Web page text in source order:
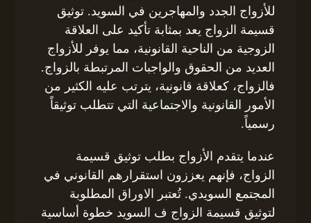
للأزواج الجدد والمهاجرين في السويد. توثيق
قسيمة الزواج يعد بمثابة تأكيد على العلاقة
الزوجية من الناحية القانونية، مما يوفر للأزواج
العديد من الحقوق والواجبات المرتبطة بالزواج.
فالزواج، كعلاقة قانونية، يترتب عليه الكثير من
الأمور القانونية والاجتماعية التي تتطلب توثيقاً
رسمياً.
عندما يتقدم الأزواج بطلب توثيق قسيمة
الزواج، فإنهم يعززون استقرارهم القانوني في
المجتمع السويدي. تُعتبر الاوراق المطلوبة
لتوثيق قسيمة الزواج ف السويد خطوة أساسية